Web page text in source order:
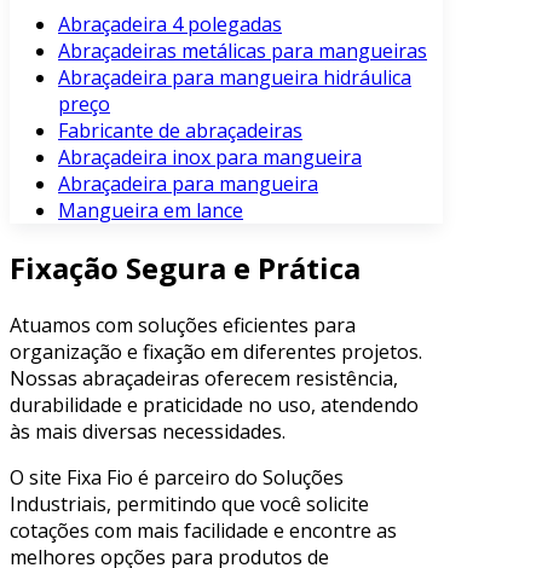
Abraçadeira 4 polegadas
Abraçadeiras metálicas para mangueiras
Abraçadeira para mangueira hidráulica
preço
Fabricante de abraçadeiras
Abraçadeira inox para mangueira
Abraçadeira para mangueira
Mangueira em lance
Fixação Segura e Prática
Atuamos com soluções eficientes para
organização e fixação em diferentes projetos.
Nossas abraçadeiras oferecem resistência,
durabilidade e praticidade no uso, atendendo
às mais diversas necessidades.
O site Fixa Fio é parceiro do Soluções
Industriais, permitindo que você solicite
cotações com mais facilidade e encontre as
melhores opções para produtos de